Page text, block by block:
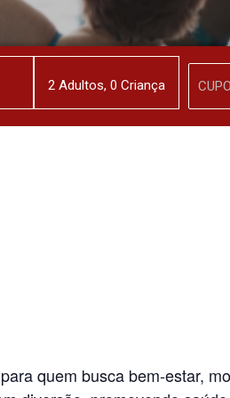
quem busca bem-estar,
2Adultos, 0 Criança